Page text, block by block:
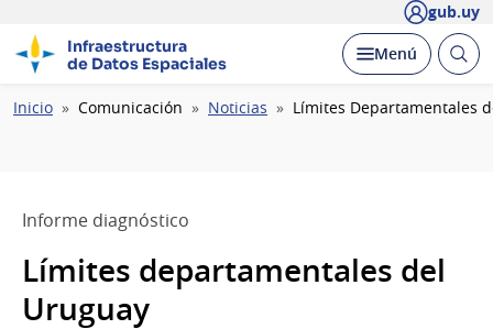
gub.uy
Infraestructura
de Datos Espaciales
Desplegar
Menú Abrir
Ruta
Inicio Comunicación Noticias Límites Departamentales
Informe diagnóstico
Límites departamentales del
Uruguay